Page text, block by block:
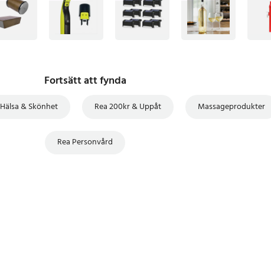
Fortsätt att fynda
Hälsa & Skönhet Rea 200kr & Uppåt Massageprodukter
Rea Personvård